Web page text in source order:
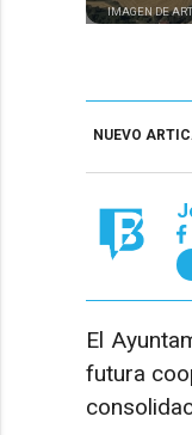
IMAGEN DE
NUEVO
El
futura